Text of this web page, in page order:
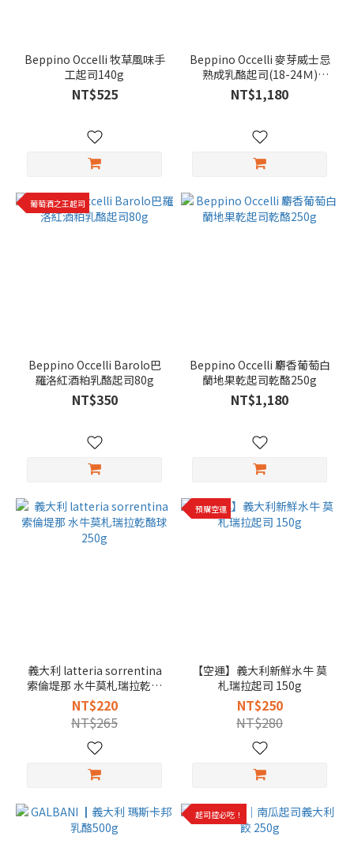
Beppino Occelli 牧草風味手
工起司140g
NT$525
Beppino Occelli 麥芽威士忌
熟成乳酪起司(18-24Ｍ)
250g
NT$1,180
葡萄酒之王起司
Beppino Occelli Barolo巴
羅洛紅酒粕乳酪起司80g
NT$350
Beppino Occelli 麝香葡萄白
蘭地果乾起司乾酪250g
NT$1,180
義大利 latteria sorrentina
索倫堤那 水牛莫札瑞拉乾酪
球250g
NT$220
NT$265
預購空運
【空運】義大利新鮮水牛 莫
札瑞拉起司 150g
NT$250
NT$280
起司控必吃！